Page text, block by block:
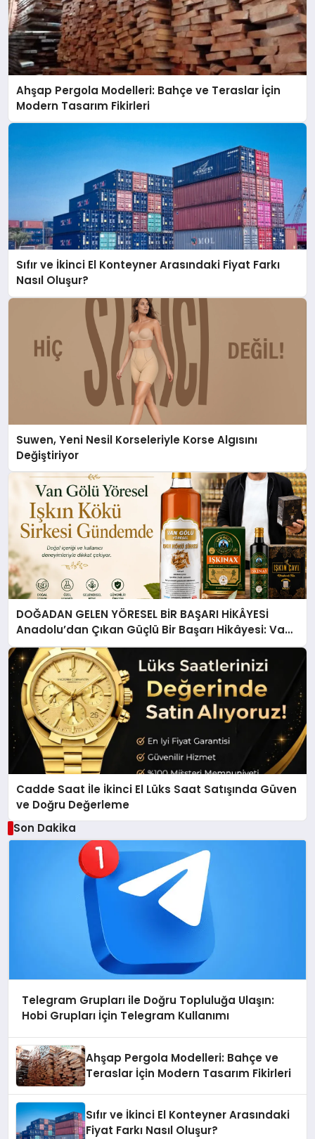
Ahşap Pergola Modelleri: Bahçe ve Teraslar İçin
Modern Tasarım Fikirleri
Sıfır ve İkinci El Konteyner Arasındaki Fiyat Farkı
Nasıl Oluşur?
Suwen, Yeni Nesil Korseleriyle Korse Algısını
Değiştiriyor
DOĞADAN GELEN YÖRESEL BİR BAŞARI HİKÂYESİ
Anadolu’dan Çıkan Güçlü Bir Başarı Hikâyesi: Van
Gölü Yöresel Işkın Kökü Sirkesi
Cadde Saat İle İkinci El Lüks Saat Satışında Güven
ve Doğru Değerleme
Son Dakika
Telegram Grupları ile Doğru Topluluğa Ulaşın:
Hobi Grupları İçin Telegram Kullanımı
Ahşap Pergola Modelleri: Bahçe ve
Teraslar İçin Modern Tasarım Fikirleri
Sıfır ve İkinci El Konteyner Arasındaki
Fiyat Farkı Nasıl Oluşur?